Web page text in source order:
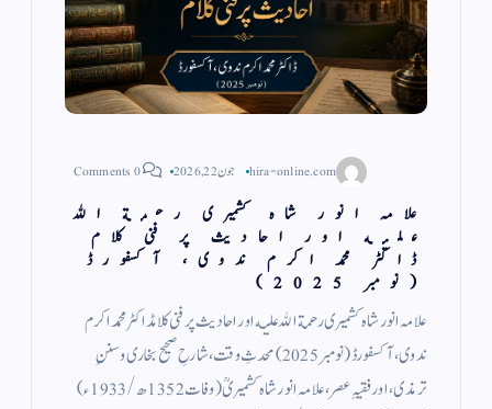
hira-online.com جون 22, 2026 0 Comments
علامہ انور شاہ کشمیری رحمة الله
عليه اور احادیث پر فنی کلام
ڈاکٹر محمد اکرم ندوی، آكسفورڈ
(نومبر 2025)
علامہ انور شاہ کشمیری رحمة الله عليه اور احادیث پر فنی کلامڈاکٹر محمد اکرم
ندوی، آكسفورڈ (نومبر 2025) محدثِ وقت، شارحِ صحیح بخاری وسننِ
ترمذی، اور فقیہِ عصر، علامہ انور شاہ کشمیریؒ (وفات 1352ھ/1933ء)